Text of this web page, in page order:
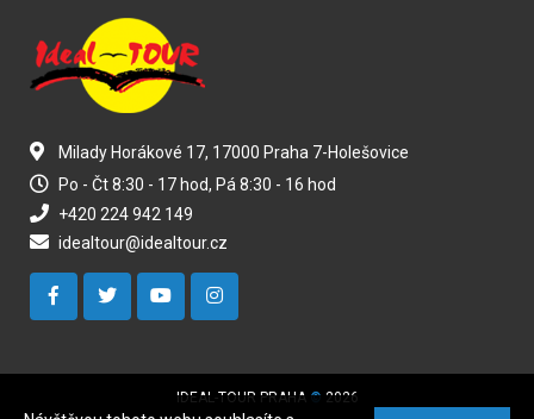
Milady Horákové 17, 17000 Praha 7-Holešovice
Po - Čt 8:30 - 17 hod, Pá 8:30 - 16 hod
+420 224 942 149
idealtour@idealtour.cz
IDEAL-TOUR PRAHA © 2026